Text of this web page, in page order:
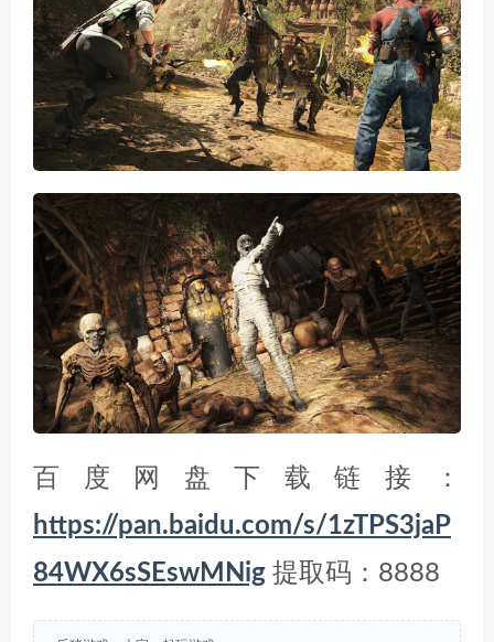
百度网盘下载链接：
https://pan.baidu.com/s/1zTPS3jaP
84WX6sSEswMNig 提取码：8888